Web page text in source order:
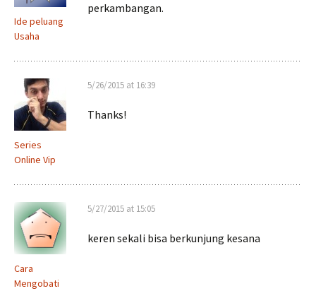
Ide peluang
Usaha
perkambangan.
Series
Online Vip
5/26/2015 at 16:39
Thanks!
Cara
Mengobati
5/27/2015 at 15:05
keren sekali bisa berkunjung kesana